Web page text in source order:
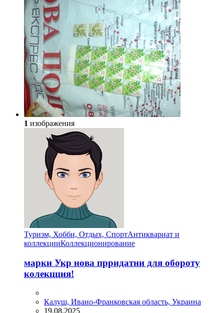
1 изображения
Туризм, Хобби, Отдых, СпортАнтиквариат и
коллекцииКоллекционирование
марки Укр нова прридатни для обороту
колекцция!
Калуш, Ивано-Франковская область, Украина
19.08.2025